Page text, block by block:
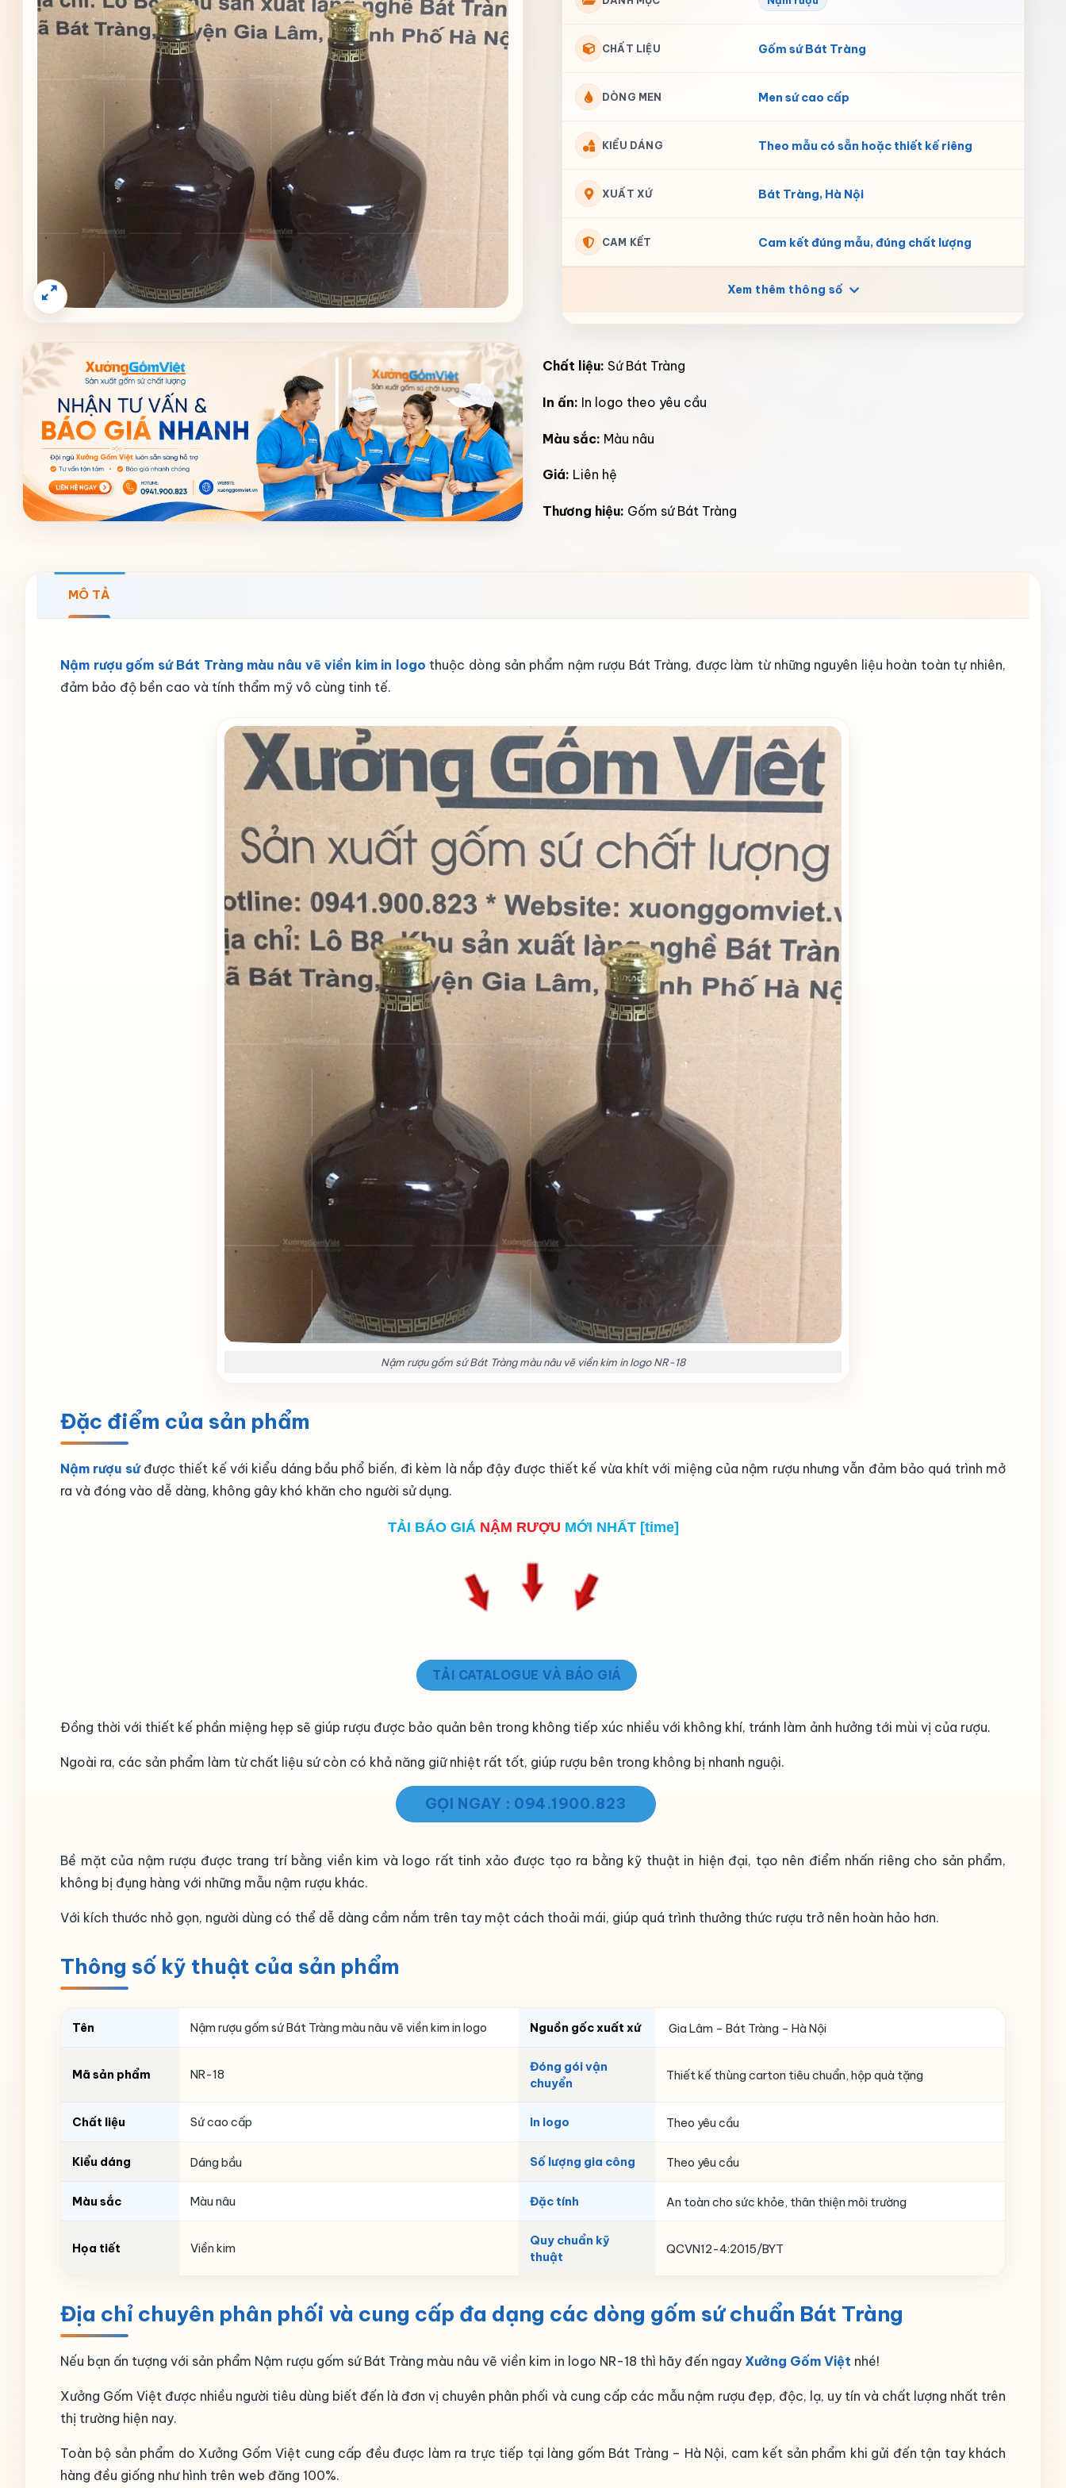
CHẤT LIỆU Gốm sứ Bát Tràng
DÒNG MEN Men sứ cao cấp
KIỂU DÁNG Theo mẫu có sẵn hoặc thiết kế riêng
XUẤT XỨ Bát Tràng, Hà Nội
CAM KẾT Cam kết đúng mẫu, đúng chất lượng
Xem thêm thông số
Chất liệu: Sứ Bát Tràng
In ấn: In logo theo yêu cầu
Màu sắc: Màu nâu
Giá: Liên hệ
Thương hiệu: Gốm sứ Bát Tràng
MÔ TẢ
Nậm rượu gốm sứ Bát Tràng màu nâu vẽ viền kim in logo thuộc dòng sản phẩm nậm rượu Bát Tràng, được làm từ những nguyên liệu hoàn toàn tự nhiên,
đảm bảo độ bền cao và tính thẩm mỹ vô cùng tinh tế.
Nậm rượu gốm sứ Bát Tràng màu nâu vẽ viền kim in logo NR-18
Đặc điểm của sản phẩm
Nậm rượu sứđược thiết kế với kiểu dáng bầu phổ biến, đi kèm là nắp đậy được thiết kế vừa khít với miệng của nậm rượu nhưng vẫn đảm bảo quá trình mở
ra và đóng vào dễ dàng, không gây khó khăn cho người sử dụng.
TẢI BÁO GIÁ NẬM RƯỢU MỚI NHẤT [time]
TẢI CATALOGUE VÀ BÁO GIÁ
Đồng thời với thiết kế phần miệng hẹp sẽ giúp rượu được bảo quản bên trong không tiếp xúc nhiều với không khí, tránh làm ảnh hưởng tới mùi vị của rượu.
Ngoài ra, các sản phẩm làm từ chất liệu sứ còn có khả năng giữ nhiệt rất tốt, giúp rượu bên trong không bị nhanh nguội.
GỌI NGAY : 094.1900.823
Bề mặt của nậm rượu được trang trí bằng viền kim và logo rất tinh xảo được tạo ra bằng kỹ thuật in hiện đại, tạo nên điểm nhấn riêng cho sản phẩm,
không bị đụng hàng với những mẫu nậm rượu khác.
Với kích thước nhỏ gọn, người dùng có thể dễ dàng cầm nắm trên tay một cách thoải mái, giúp quá trình thưởng thức rượu trở nên hoàn hảo hơn.
Thông số kỹ thuật của sản phẩm
Tên Nậm rượu gốm sứ Bát Tràng màu nâu vẽ viền kim in logo Nguồn gốc xuất xứ Gia Lâm – Bát Tràng – Hà Nội
Mã sản phẩm NR-18
Đóng gói vận
chuyển
Thiết kế thùng carton tiêu chuẩn, hộp quà tặng
Chất liệu Sứ cao cấp In logo Theo yêu cầu
Kiểu dáng Dáng bầu Số lượng gia công Theo yêu cầu
Màu sắc Màu nâu Đặc tính An toàn cho sức khỏe, thân thiện môi trường
Họa tiết Viền kim
Quy chuẩn kỹ
thuật
QCVN12-4:2015/BYT
Địa chỉ chuyên phân phối và cung cấp đa dạng các dòng gốm sứ chuẩn Bát Tràng
Nếu bạn ấn tượng với sản phẩm Nậm rượu gốm sứ Bát Tràng màu nâu vẽ viền kim in logo NR-18 thì hãy đến ngay Xưởng Gốm Việt nhé!
Xưởng Gốm Việt được nhiều người tiêu dùng biết đến là đơn vị chuyên phân phối và cung cấp các mẫu nậm rượu đẹp, độc, lạ, uy tín và chất lượng nhất trên
thị trường hiện nay.
Toàn bộ sản phẩm do Xưởng Gốm Việt cung cấp đều được làm ra trực tiếp tại làng gốm Bát Tràng – Hà Nội, cam kết sản phẩm khi gửi đến tận tay khách
hàng đều giống như hình trên web đăng 100%.